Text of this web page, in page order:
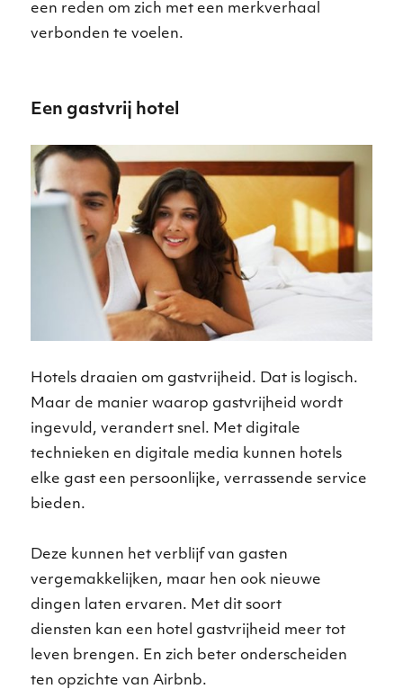
een reden om zich met een merkverhaal
verbonden te voelen.
Een gastvrij hotel
Hotels draaien om gastvrijheid. Dat is logisch.
Maar de manier waarop gastvrijheid wordt
ingevuld, verandert snel. Met digitale
technieken en digitale media kunnen hotels
elke gast een persoonlijke, verrassende service
bieden.
Deze kunnen het verblijf van gasten
vergemakkelijken, maar hen ook nieuwe
dingen laten ervaren. Met dit soort
diensten kan een hotel gastvrijheid meer tot
leven brengen. En zich beter onderscheiden
ten opzichte van Airbnb.